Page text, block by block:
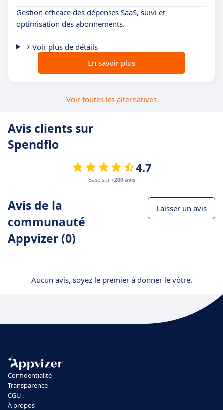
Gestion efficace des dépenses SaaS, suivi et
optimisation des abonnements.
Voir plus de détails
En savoir plus
Voir toutes les alternatives
Avis clients sur
Spendflo
4.7
Basé sur +200 avis
Avis de la
communauté
Appvizer (0)
Laisser un avis
Aucun avis, soyez le premier à donner le vôtre.
Confidentialité
Transparence
CGU
À propos